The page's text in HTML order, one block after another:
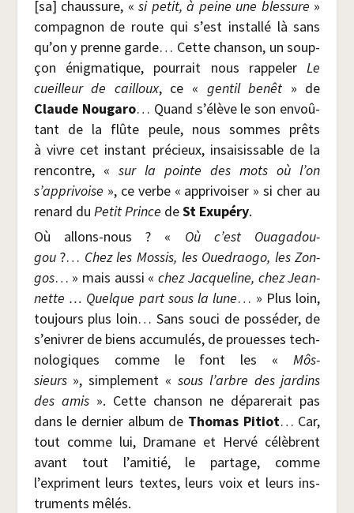
[sa] chaus­sure, «si petit, à peine une bles­sure »
com­pa­gnon de route qui s’est ins­tal­lé là sans
qu’on y prenne garde… Cette chan­son, un soup­
çon énig­ma­tique, pour­rait nous rap­pe­lerLe
cueilleur de cailloux, ce « gen­til benêt » de
Claude Nou­ga­ro… Quand s’élève le son envoû­
tant de la flûte peule, nous sommes prêts
à vivre cet ins­tant pré­cieux, insai­sis­sable de la
ren­contre, « sur la pointe des mots où l’on
s’apprivoise », ce verbe « appri­voi­ser » si cher au
renard du Petit Prince deSt Exu­pé­ry.
Où allons-nous ? « Où c’est Oua­ga­dou­
gou?… Chez les Mos­sis, les Oue­drao­go, les Zon­
gos… » mais aus­si «chez Jac­que­line, chez Jean­
nette … Quelque part sous la lune… » Plus loin,
tou­jours plus loin… Sans sou­ci de pos­sé­der, de
s’enivrer de biens accu­mu­lés, de prouesses tech­
no­lo­giques comme le font les «Môs­
sieurs», sim­ple­ment « sous l’arbre des jar­dins
des amis ». Cette chan­son ne dépa­re­rait pas
dans le der­nier album de Tho­mas Pitiot… Car,
tout comme lui, Dra­mane et Her­vé célèbrent
avant tout l’amitié, le par­tage, comme
l’expriment leurs textes, leurs voix et leurs ins­
tru­ments mêlés.